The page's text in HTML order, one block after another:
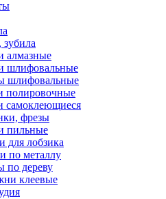
алмазные
шлифовальные
шлифовальные
полировочные
самоклеющиеся
фрезы
пильные
для лобзика
по металлу
по дереву
клеевые